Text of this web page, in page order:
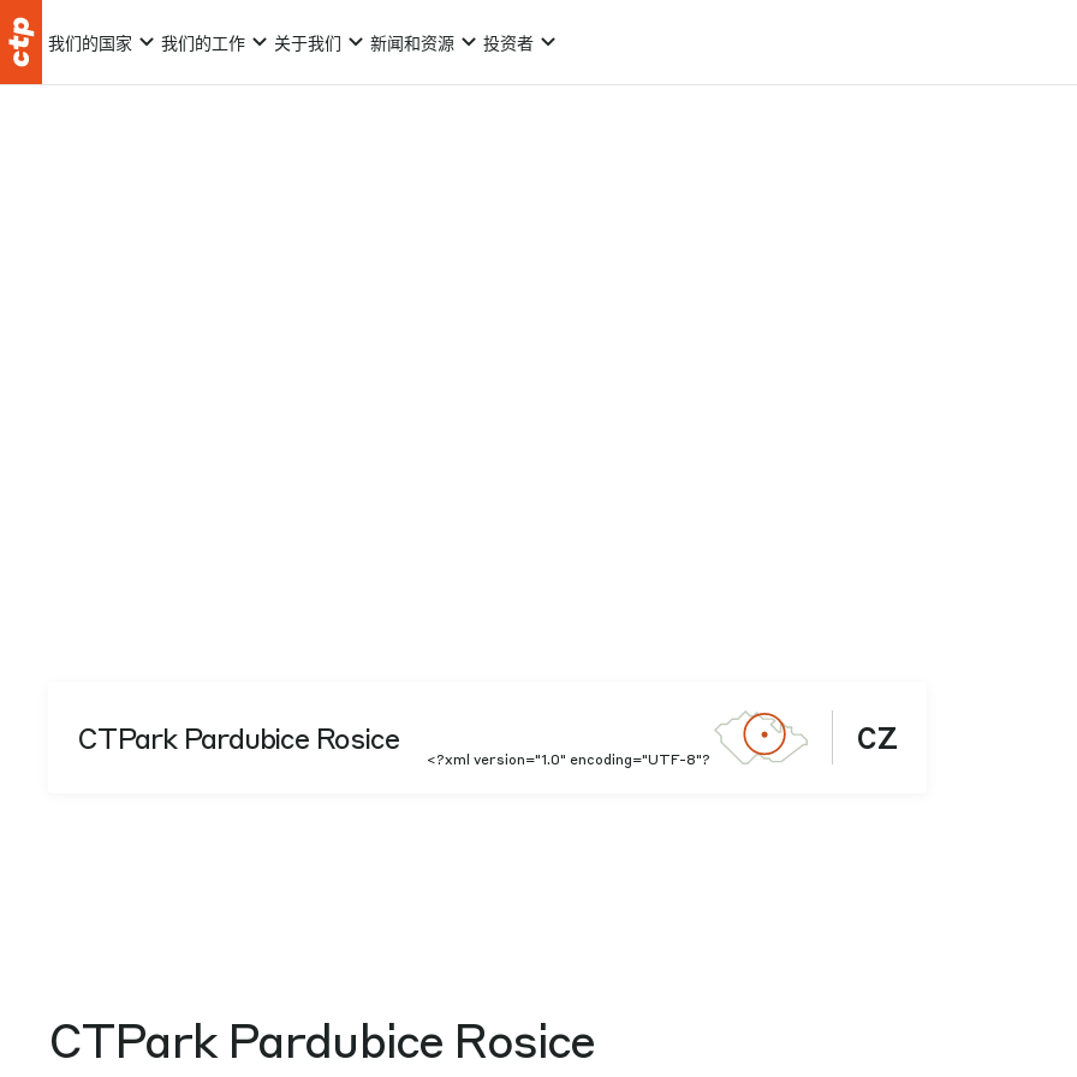
我们的国家 我们的工作 关于我们 新闻和资源 投资者
CTPark Pardubice Rosice
<?xml version="1.0" encoding="UTF-8"?
CZ
CTPark Pardubice Rosice